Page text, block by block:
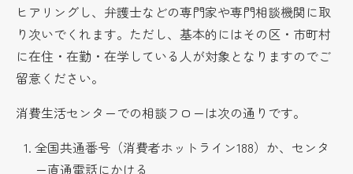
ヒアリングし、弁護士などの専門家や専門相談機関に取
り次いでくれます。ただし、基本的にはその区・市町村
に在住・在勤・在学している人が対象となりますのでご
留意ください。
消費生活センターでの相談フローは次の通りです。
全国共通番号（消費者ホットライン188）か、センタ
ー直通電話にかける